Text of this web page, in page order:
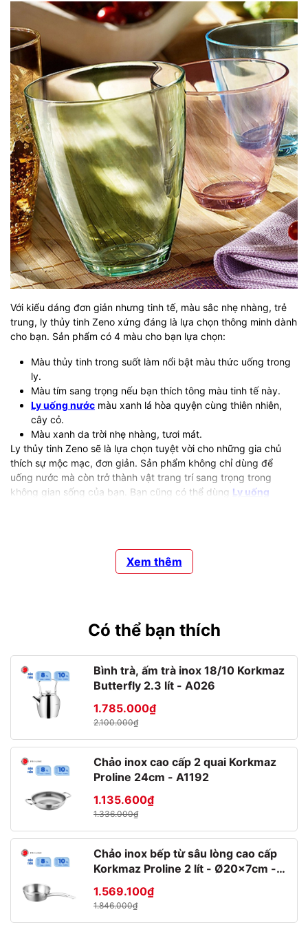
Với kiểu dáng đơn giản nhưng tinh tế, màu sắc nhẹ nhàng, trẻ
trung, ly thủy tinh Zeno xứng đáng là lựa chọn thông minh dành
cho bạn. Sản phẩm có 4 màu cho bạn lựa chọn:
Màu thủy tinh trong suốt làm nổi bật màu thức uống trong
ly.
Màu tím sang trọng nếu bạn thích tông màu tinh tế này.
Ly uống nước màu xanh lá hòa quyện cùng thiên nhiên,
cây cỏ.
Màu xanh da trời nhẹ nhàng, tươi mát.
Ly thủy tinh Zeno sẽ là lựa chọn tuyệt vời cho những gia chủ
thích sự mộc mạc, đơn giản. Sản phẩm không chỉ dùng để
uống nước mà còn trở thành vật trang trí sang trọng trong
không gian sống của bạn. Bạn cũng có thể dùng Ly uống
hóa học có độc sẽ dễ hòa tan trong nước như khi dùng những
loại ly thông thường khác (ly nhựa, ly inox, ly giấy).
Dung tích 26cl:∅86 x C82.5 mm
Dung tích 40cl: (màu trắng) ∅90 x C107 mm
*Dung tích 43cl: ∅84 x C131 mm
Màu trắng Xanh biển
Xem thêm
Có thể bạn thích
Bình trà, ấm trà inox 18/10 Korkmaz
Butterfly 2.3 lít - A026
1.785.000₫
2.100.000₫
Chảo inox cao cấp 2 quai Korkmaz
Proline 24cm - A1192
1.135.600₫
1.336.000₫
Chảo inox bếp từ sâu lòng cao cấp
Korkmaz Proline 2 lít - Ø20x7cm -
A1175
1.569.100₫
1.846.000₫